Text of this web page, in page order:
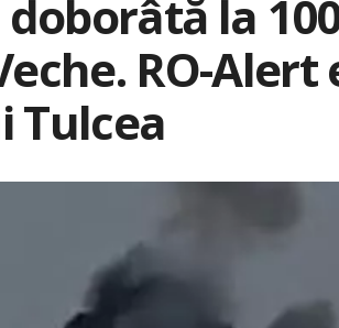
la
RO-Alert
Tulcea